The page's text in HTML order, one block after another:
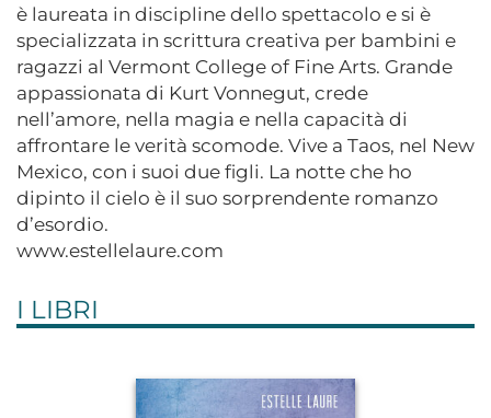
è laureata in discipline dello spettacolo e si è
specializzata in scrittura creativa per bambini e
ragazzi al Vermont College of Fine Arts. Grande
appassionata di Kurt Vonnegut, crede
nell’amore, nella magia e nella capacità di
affrontare le verità scomode. Vive a Taos, nel New
Mexico, con i suoi due figli. La notte che ho
dipinto il cielo è il suo sorprendente romanzo
d’esordio.
www.estellelaure.com
I LIBRI